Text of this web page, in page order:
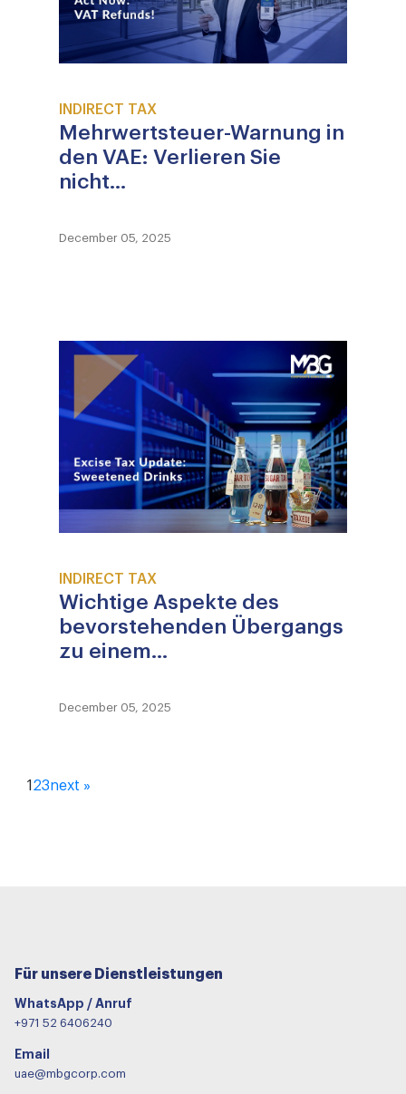
INDIRECT TAX
Mehrwertsteuer-Warnung in
den VAE: Verlieren Sie
nicht...
December 05, 2025
INDIRECT TAX
Wichtige Aspekte des
bevorstehenden Übergangs
zu einem...
December 05, 2025
1 23next »
Für unsere Dienstleistungen
WhatsApp / Anruf
+971 52 6406240
Email
uae@mbgcorp.com